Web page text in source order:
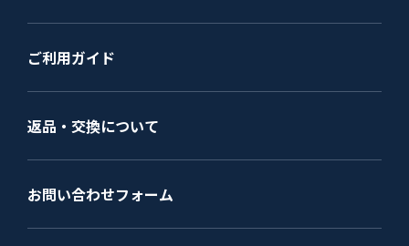
ご利用ガイド
返品・交換について
お問い合わせフォーム